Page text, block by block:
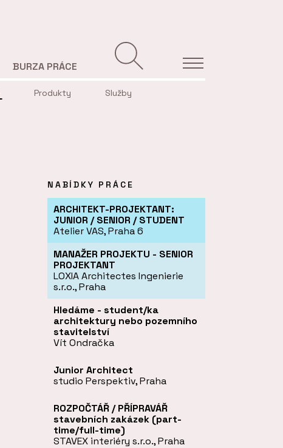
Produkty Služby
BURZA PRÁCE
NABÍDKY PRÁCE
ARCHITEKT-PROJEKTANT:
JUNIOR / SENIOR / STUDENT
Atelier VAS, Praha 6
MANAŽER PROJEKTU - SENIOR
PROJEKTANT
LOXIA Architectes Ingenierie
s.r.o., Praha
Hledáme - student/ka
architektury nebo pozemního
stavitelství
Vít Ondračka
Junior Architect
studio Perspektiv, Praha
ROZPOČTÁŘ / PŘÍPRAVÁŘ
stavebních zakázek (part-
time/full-time)
STAVEX interiéry s.r.o., Praha